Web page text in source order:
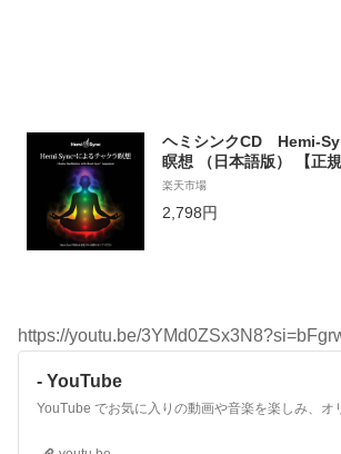
ヘミシンクCD Hemi-
瞑想 （日本語版） 【正
D Hemi-Sync モンロープ
楽天市場
2,798円
https://youtu.be/
- YouTube